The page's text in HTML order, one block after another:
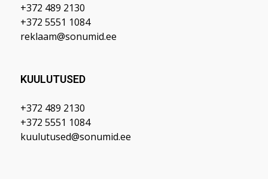
+372 489 2130
+372 5551 1084
reklaam@sonumid.ee
KUULUTUSED
+372 489 2130
+372 5551 1084
kuulutused@sonumid.ee